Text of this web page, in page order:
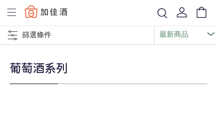
Baccus
篩選條件
葡萄酒系列